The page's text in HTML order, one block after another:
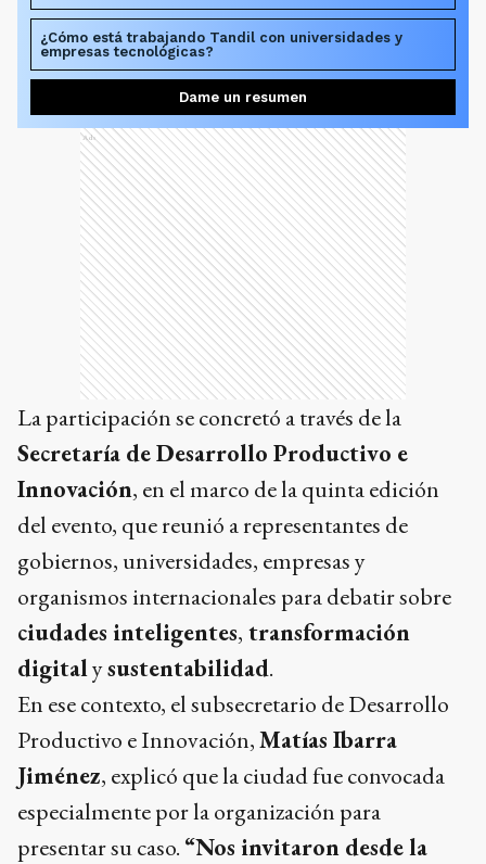
¿Cómo está trabajando Tandil con universidades y
empresas tecnológicas?
Dame un resumen
Ads
La participación se concretó a través de la
Secretaría de Desarrollo Productivo e
Innovación, en el marco de la quinta edición
del evento, que reunió a representantes de
gobiernos, universidades, empresas y
organismos internacionales para debatir sobre
ciudades inteligentes, transformación
digitalysustentabilidad.
En ese contexto, el subsecretario de Desarrollo
Productivo e Innovación,Matías Ibarra
Jiménez, explicó que la ciudad fue convocada
especialmente por la organización para
presentar su caso. “Nos invitaron desde la